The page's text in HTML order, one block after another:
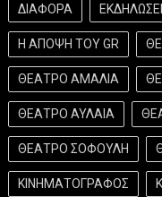
ΔΙΑΦΟΡΑ
Η ΑΠΟΨΗ ΤΟΥ GR
ΘΕΑΤΡΟ ΑΜΑΛΙΑ
ΘΕΑΤΡΟ ΑΥΛΑΙΑ
ΘΕΑΤΡΟ ΣΟΦΟΥΛΗ
ΚΙΝΗΜΑΤΟΓΡΑΦΟΣ